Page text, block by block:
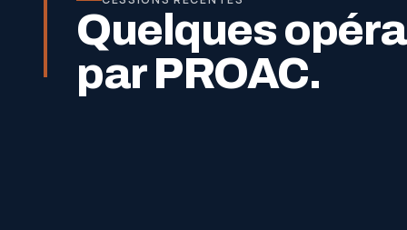
Quelques
par PROAC.